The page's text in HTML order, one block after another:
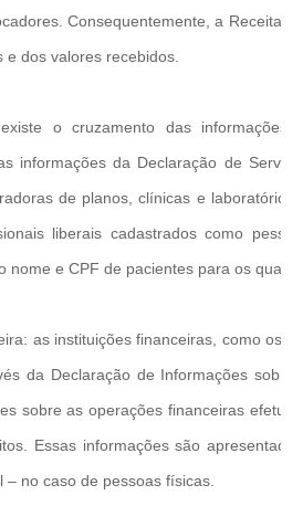
Consequentemente, a Receita
dos valores recebidos.
o cruzamento das informações
informações da Declaração de
de planos, clínicas e
liberais cadastrados como
nome e CPF de pacientes para os quais
as instituições financeiras, como os
da Declaração de Informações
sobre as operações financeiras
Essas informações são
no caso de pessoas físicas.